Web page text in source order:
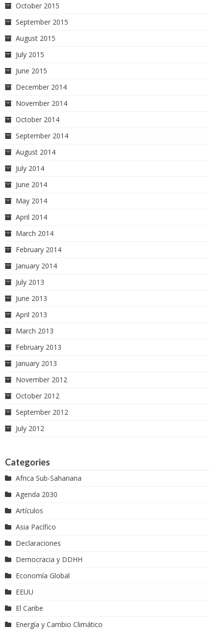
October 2015
September 2015
August 2015
July 2015
June 2015
December 2014
November 2014
October 2014
September 2014
August 2014
July 2014
June 2014
May 2014
April 2014
March 2014
February 2014
January 2014
July 2013
June 2013
April 2013
March 2013
February 2013
January 2013
November 2012
October 2012
September 2012
July 2012
Categories
Africa Sub-Sahariana
Agenda 2030
Artículos
Asia Pacífico
Declaraciones
Democracia y DDHH
Economía Global
EEUU
El Caribe
Energía y Cambio Climático